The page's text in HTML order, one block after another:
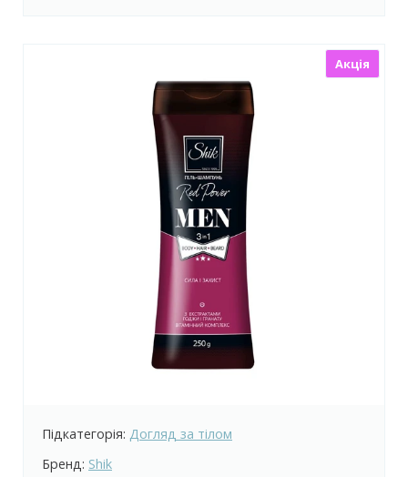
Акція
Підкатегорія: Догляд за тілом
Бренд: Shik